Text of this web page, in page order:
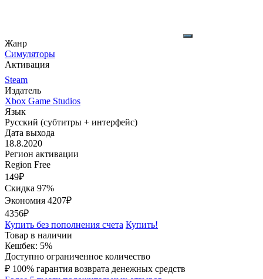
Жанр
Симуляторы
Активация
Steam
Издатель
Xbox Game Studios
Язык
Русский (субтитры + интерфейс)
Дата выхода
18.8.2020
Регион активации
Region Free
149₽
Скидка 97%
Экономия 4207₽
4356₽
Купить без пополнения счета Купить!
Товар в наличии
Кешбек: 5%
Доступно ограниченное количество
₽ 100% гарантия возврата денежных средств